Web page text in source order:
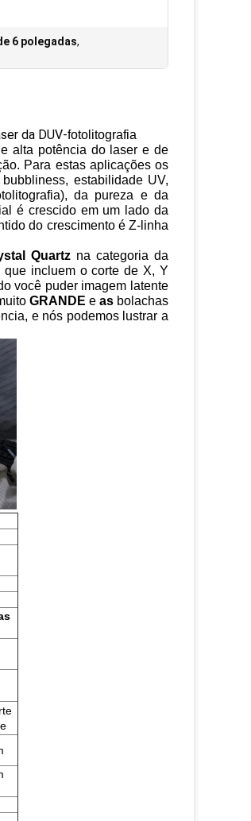
6 polegadas,
da DUV-fotolitografia
alta potência do laser e de
Para estas aplicações os
estabilidade UV,
da pureza e da
é crescido em um lado da
do crescimento é Z-linha
Quartzna categoria da
incluem o corte de X, Y
você puder imagem latente
GRANDE e asbolachas
e nós podemos lustrar a